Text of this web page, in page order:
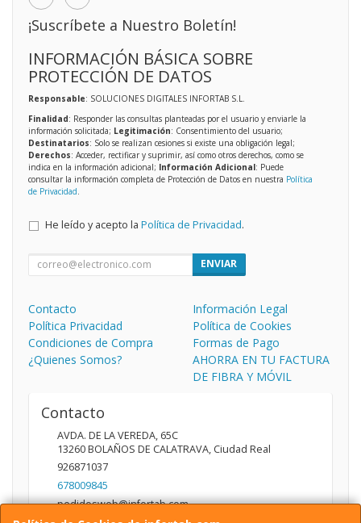
¡Suscríbete a Nuestro Boletín!
INFORMACIÓN BÁSICA SOBRE
PROTECCIÓN DE DATOS
Responsable: SOLUCIONES DIGITALES INFORTAB S.L.
Finalidad: Responder las consultas planteadas por el usuario y enviarle la
información solicitada; Legitimación: Consentimiento del usuario;
Destinatarios: Solo se realizan cesiones si existe una obligación legal;
Derechos: Acceder, rectificar y suprimir, así como otros derechos, como se
indica en la información adicional; Información Adicional: Puede
consultar la información completa de Protección de Datos en nuestra Política
de Privacidad
He leído y acepto la Política de Privacidad.
ENVIAR
Contacto
Información Legal
Política Privacidad
Política de Cookies
Condiciones de Compra
Formas de Pago
¿Quienes Somos?
AHORRA EN TU FACTURA
DE FIBRA Y MÓVIL
Contacto
AVDA. DE LA VEREDA, 65C
13260BOLAÑOS DE CALATRAVA, Ciudad Real
926871037
678009845
pedidosweb@infortab.com